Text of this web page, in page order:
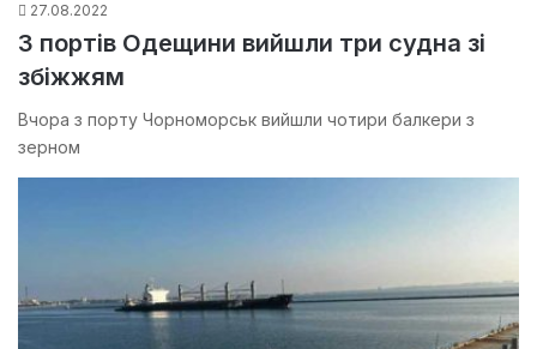
27.08.2022
З портів Одещини вийшли три судна зі
збіжжям
Вчора з порту Чорноморськ вийшли чотири балкери з
зерном